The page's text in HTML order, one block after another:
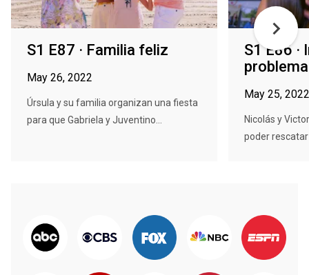
S1 E87 · Familia feliz
May 26, 2022
Úrsula y su familia organizan una fiesta
para que Gabriela y Juventino...
S1 E86
May 25, 2022
Nicolás y
poder rescatar